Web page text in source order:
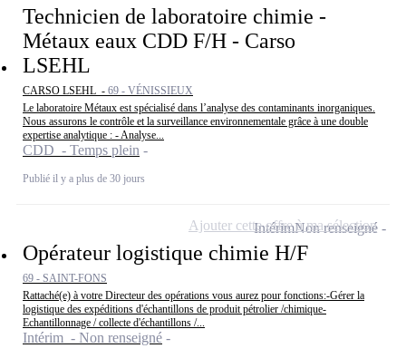
Technicien de laboratoire chimie -
Métaux eaux CDD F/H - Carso
LSEHL
CARSO LSEHL - 69 - VÉNISSIEUX
Le laboratoire Métaux est spécialisé dans l’analyse des contaminants inorganiques.
Nous assurons le contrôle et la surveillance environnementale grâce à une double
expertise analytique : - Analyse...
CDD - Temps plein
Publié il y a plus de 30 jours
Opérateur logistique chimie H/F
69 - SAINT-FONS
Rattaché(e) à votre Directeur des opérations vous aurez pour fonctions:-Gérer la
logistique des expéditions d'échantillons de produit pétrolier /chimique-
Echantillonnage / collecte d'échantillons /...
Intérim - Non renseigné
IntérimNon renseigné
Ajouter cette offre à ma sélection